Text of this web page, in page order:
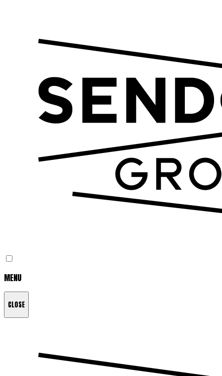
MENU
CLOSE